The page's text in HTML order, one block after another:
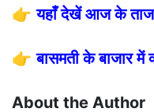
👉यहाँ देखें आज के
👉बासमती के बाजार
About the Author